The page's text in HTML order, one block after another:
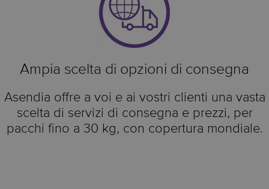
Ampia scelta di opzioni di consegna
Asendia offre a voi e ai vostri clienti una vasta
scelta di servizi di consegna e prezzi, per
pacchi fino a 30 kg, con copertura mondiale.